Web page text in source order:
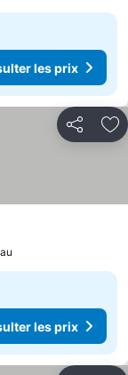
les prix
Partager
les prix